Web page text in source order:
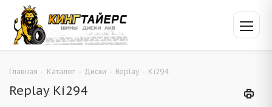
Главная - Каталог - Диски - Replay - Ki294
Replay Ki294